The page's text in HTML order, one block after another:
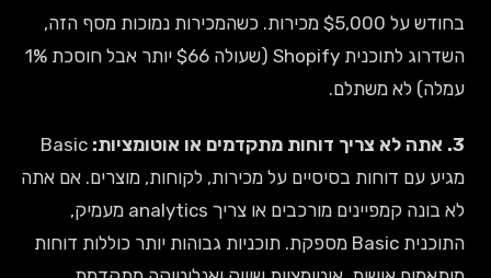
בחודש על $5,000 מכירות. כשהמכירות נמוכות מסף הזה,
השדרוג לתוכנית Shopify (שעולה $66 יותר אבל חוסכת 1%
עמלה) לא משתלם.
3. אתה לא צריך דוחות מתקדמים או אוטומציות:
Basic
מגיע עם דוחות בסיסיים על מכירות, לקוחות, מוצרים. אם אתה
לא בונה קמפיינים מורכבים או צריך analytics מעמיק,
התוכנית Basic מספקת. תוכניות גבוהות יותר כוללות דוחות